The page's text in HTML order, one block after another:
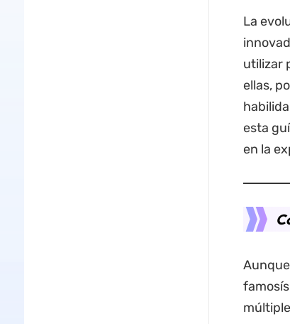
La
utilizar
ellas,
esta
en la